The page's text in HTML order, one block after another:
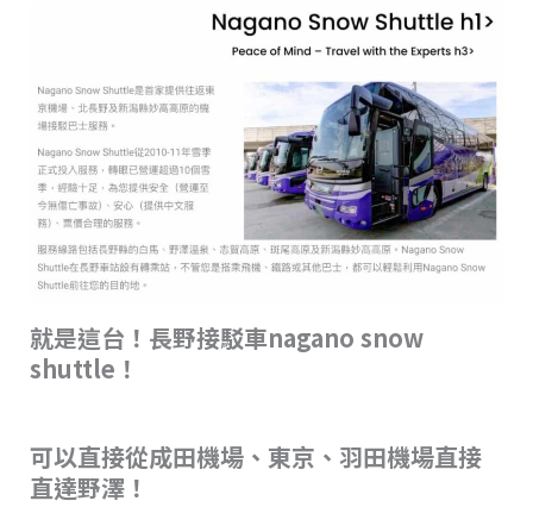
就是這台！長野接駁車nagano snow
shuttle！
可以直接從成田機場、東京、羽田機場直接
直達野澤！